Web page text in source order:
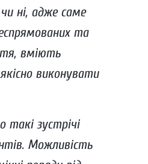
ні, адже саме
та
вміють
виконувати
зустрічі
Можливість